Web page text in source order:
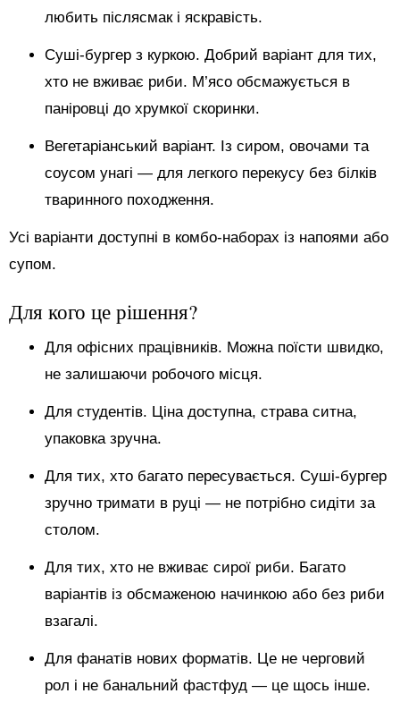
любить післясмак і яскравість.
Суші-бургер з куркою. Добрий варіант для тих,
хто не вживає риби. М’ясо обсмажується в
паніровці до хрумкої скоринки.
Вегетаріанський варіант. Із сиром, овочами та
соусом унагі — для легкого перекусу без білків
тваринного походження.
Усі варіанти доступні в комбо-наборах із напоями або
супом.
Для кого це рішення?
Для офісних працівників. Можна поїсти швидко,
не залишаючи робочого місця.
Для студентів. Ціна доступна, страва ситна,
упаковка зручна.
Для тих, хто багато пересувається. Суші-бургер
зручно тримати в руці — не потрібно сидіти за
столом.
Для тих, хто не вживає сирої риби. Багато
варіантів із обсмаженою начинкою або без риби
взагалі.
Для фанатів нових форматів. Це не черговий
рол і не банальний фастфуд — це щось інше.